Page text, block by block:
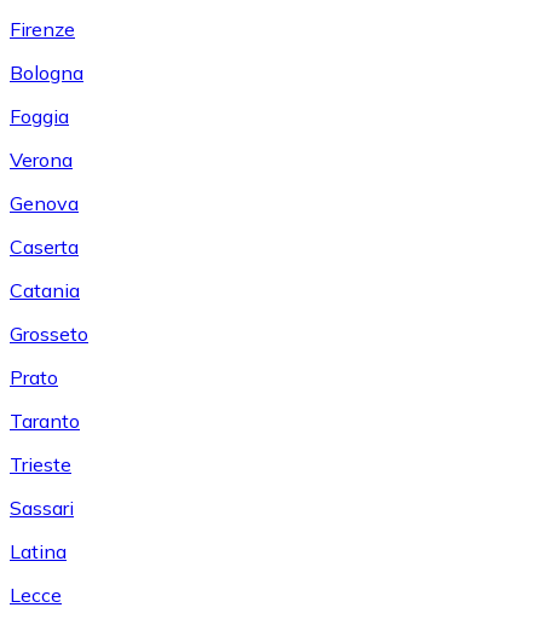
Firenze
Bologna
Foggia
Verona
Genova
Caserta
Catania
Grosseto
Prato
Taranto
Trieste
Sassari
Latina
Lecce